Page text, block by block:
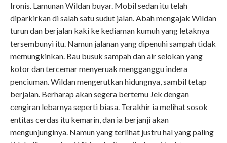
Ironis. Lamunan Wildan buyar. Mobil sedan itu telah
diparkirkan di salah satu sudut jalan. Abah mengajak Wildan
turun dan berjalan kaki ke kediaman kumuh yang letaknya
tersembunyi itu. Namun jalanan yang dipenuhi sampah tidak
memungkinkan. Bau busuk sampah dan air selokan yang
kotor dan tercemar menyeruak mengganggu indera
penciuman. Wildan mengerutkan hidungnya, sambil tetap
berjalan. Berharap akan segera bertemu Jek dengan
cengiran lebarnya seperti biasa. Terakhir ia melihat sosok
entitas cerdas itu kemarin, dan ia berjanji akan
mengunjunginya. Namun yang terlihat justru hal yang paling